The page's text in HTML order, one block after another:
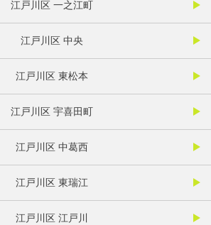
江戸川区 一之江町
江戸川区 中央
江戸川区 東松本
江戸川区 宇喜田町
江戸川区 中葛西
江戸川区 東瑞江
江戸川区 江戸川